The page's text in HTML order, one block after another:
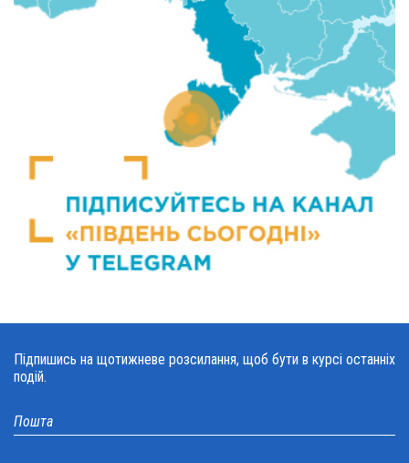
Підпишись на щотижневе розсилання, щоб бути в курсі останніх
подій.